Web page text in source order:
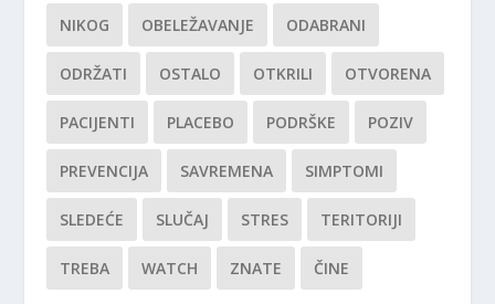
NIKOG OBELEŽAVANJE ODABRANI
ODRŽATI OSTALO OTKRILI OTVORENA
PACIJENTI PLACEBO PODRŠKE POZIV
PREVENCIJA SAVREMENA SIMPTOMI
SLEDEĆE SLUČAJ STRES TERITORIJI
TREBA WATCH ZNATE ČINE